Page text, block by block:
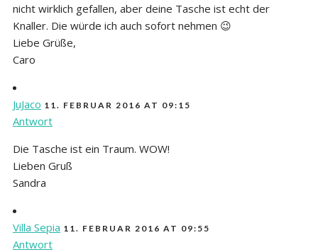
nicht wirklich gefallen, aber deine Tasche ist echt der
Knaller. Die würde ich auch sofort nehmen 😉
Liebe Grüße,
Caro
JuJaco 11. FEBRUAR 2016 AT 09:15
Antwort
Die Tasche ist ein Traum. WOW!
Lieben Gruß
Sandra
Villa Sepia 11. FEBRUAR 2016 AT 09:55
Antwort